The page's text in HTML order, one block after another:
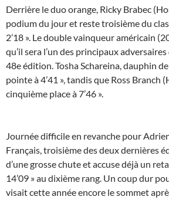
Derrière le duo orange, Ricky Brabec
podium du jour et reste troisième du
2’18 ». Le double vainqueur américain
qu’il sera l’un des principaux
48e édition. Tosha Schareina, dauphin
pointe à 4’41 », tandis que Ross Branch
cinquième place à 7’46 ».
Journée difficile en revanche pour
Français, troisième des deux dernières
d’une grosse chute et accuse déjà un
14’09 » au dixième rang. Un coup dur
visait cette année encore le sommet